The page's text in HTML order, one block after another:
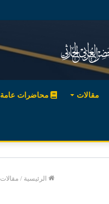
مقالات محاضرات عامة
الرئيسية / مقالات